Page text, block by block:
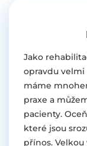
Jako
opravdu
máme
praxe a
pacienty.
které jsou
přínos.